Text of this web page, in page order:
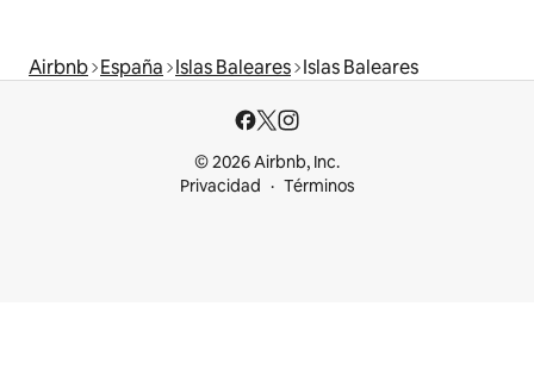
Airbnb España Islas Baleares Islas Baleares
© 2026 Airbnb, Inc.
Privacidad
Términos